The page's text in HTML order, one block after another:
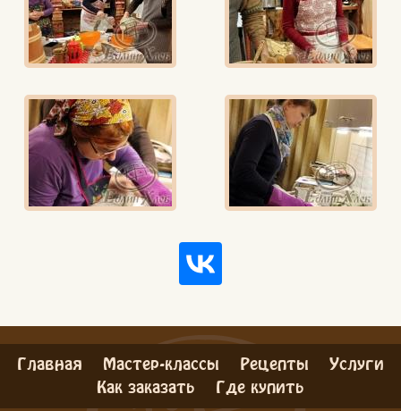
Едлин
Вконтакте
Max
Главная Мастер-классы Рецепты Услуги
Как заказать Где купить